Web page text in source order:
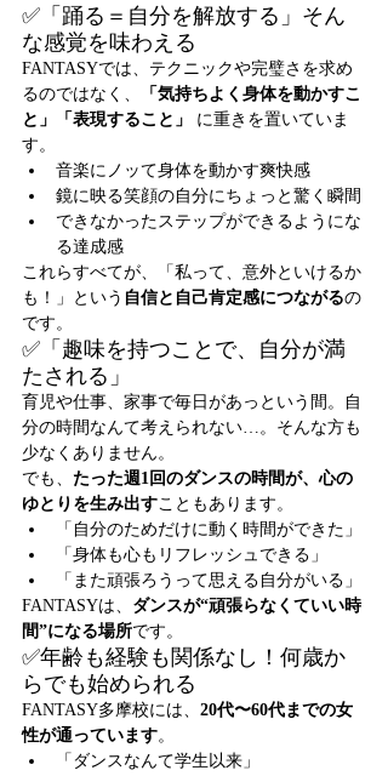
✅「踊る＝自分を解放する」そん
な感覚を味わえる
FANTASYでは、テクニックや完璧さを求め
るのではなく、
「気持ちよく身体を動かすこ
と」「表現すること」
に重きを置いていま
す。
音楽にノッて身体を動かす爽快感
鏡に映る笑顔の自分にちょっと驚く瞬間
できなかったステップができるようにな
る達成感
これらすべてが、「私って、意外といけるか
も！」という 自信と自己肯定感につながるの
です。
✅「趣味を持つことで、自分が満
たされる」
育児や仕事、家事で毎日があっという間。自
分の時間なんて考えられない…。そんな方も
少なくありません。
でも、 たった週1回のダンスの時間が、心の
ゆとりを生み出すこともあります。
「自分のためだけに動く時間ができた」
「身体も心もリフレッシュできる」
「また頑張ろうって思える自分がいる」
FANTASYは、 ダンスが“頑張らなくていい時
間”になる場所です。
✅年齢も経験も関係なし！何歳か
らでも始められる
FANTASY多摩校には、 20代〜60代までの女
性が通っています。
「ダンスなんて学生以来」